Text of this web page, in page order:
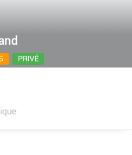
PRIVÉ
Al Munastir, Tunisie